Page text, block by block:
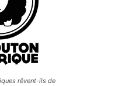
rêvent-ils de